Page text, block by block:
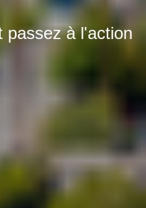
passez à l'action